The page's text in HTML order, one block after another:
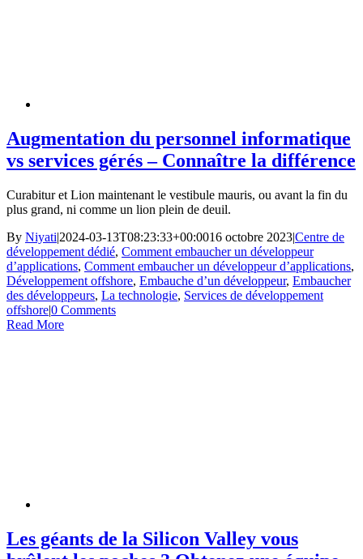
Augmentation du personnel informatique
vs services gérés – Connaître la différence
Curabitur et Lion maintenant le vestibule mauris, ou avant la fin du
plus grand, ni comme un lion plein de deuil.
By Niyati|2024-03-13T08:23:33+00:0016 octobre 2023|Centre de
développement dédié, Comment embaucher un développeur
d’applications, Comment embaucher un développeur d’applications,
Développement offshore, Embauche d’un développeur, Embaucher
des développeurs, La technologie, Services de développement
offshore|0 Comments
Read More
Les géants de la Silicon Valley vous